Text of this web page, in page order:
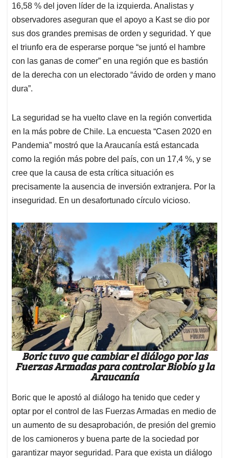
16,58 % del joven líder de la izquierda. Analistas y
observadores aseguran que el apoyo a Kast se dio por
sus dos grandes premisas de orden y seguridad. Y que
el triunfo era de esperarse porque “se juntó el hambre
con las ganas de comer” en una región que es bastión
de la derecha con un electorado “ávido de orden y mano
dura”.
La seguridad se ha vuelto clave en la región convertida
en la más pobre de Chile. La encuesta “Casen 2020 en
Pandemia” mostró que la Araucanía está estancada
como la región más pobre del país, con un 17,4 %, y se
cree que la causa de esta crítica situación es
precisamente la ausencia de inversión extranjera. Por la
inseguridad. En un desafortunado círculo vicioso.
Boric tuvo que cambiar el diálogo por las
Fuerzas Armadas para controlar Biobío y la
Araucanía
Boric que le apostó al diálogo ha tenido que ceder y
optar por el control de las Fuerzas Armadas en medio de
un aumento de su desaprobación, de presión del gremio
de los camioneros y buena parte de la sociedad por
garantizar mayor seguridad. Para que exista un diálogo